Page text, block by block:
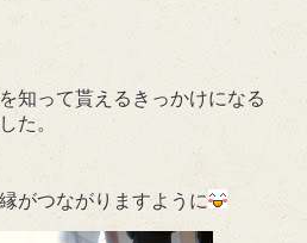
知って貰えるきっかけになる
た。
がつながりますように